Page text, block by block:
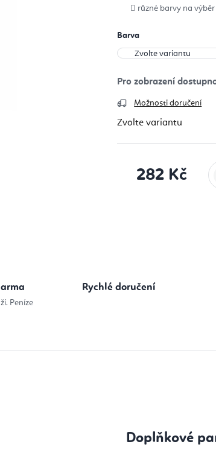
různé barvy na výběr
Barva
Možnosti doručení
Zvolte variantu
282 Kč
Peníze
Rychlé doručení
Doplňkové